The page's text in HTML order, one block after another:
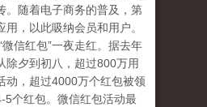
。随着电子商务的普及，第
，以此吸纳会员和用户。
信红包”一夜走红。据去年
除夕到初八，超过800万用
动，超过4000万个红包被领
5个红包。微信红包活动最